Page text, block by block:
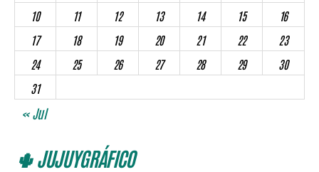
10
11 12 13 14 15
16
17
18 19 20 21 22
23
24
25 26 27 28 29
30
31
« Jul
🌵 JUJUYGRÁFICO